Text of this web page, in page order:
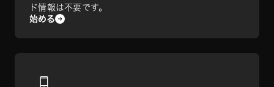
ド情報は不要です。
始める